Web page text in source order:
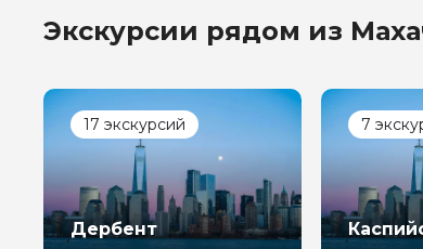
Экскурсии рядом из
17 экскурсий
Дербент
7